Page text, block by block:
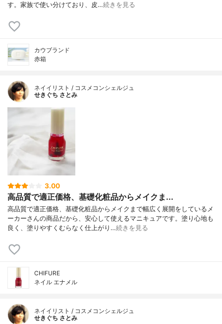
す。家族で使い分けており、皮…続きを見る
カウブランド
赤箱
ネイイリスト / コスメコンシェルジュ
せきぐち さとみ
3.00
高品質で適正価格、基礎化粧品からメイクま...
高品質で適正価格、基礎化粧品からメイクまで幅広く展開をしているメ
ーカーさんの商品だから、安心して使えるマニキュアです。塗り心地も
良く、塗りやすくむらなく仕上がり…続きを見る
CHIFURE
ネイル エナメル
ネイイリスト / コスメコンシェルジュ
せきぐち さとみ